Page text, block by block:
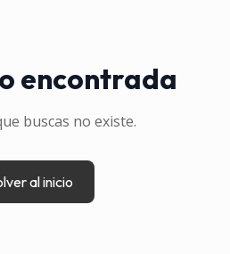
encontrada
buscas no existe.
al inicio